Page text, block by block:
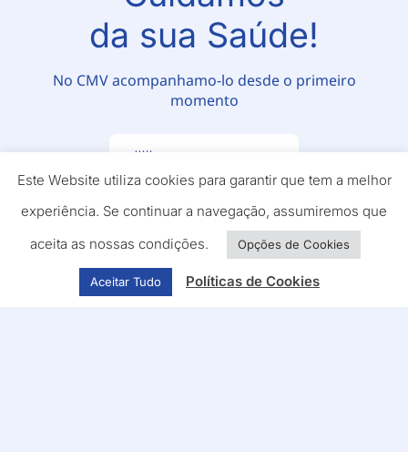
da sua Saúde!
No CMV acompanhamo-lo desde o primeiro
momento
Este Website utiliza cookies para garantir que tem a melhor
experiência. Se continuar a navegação, assumiremos que
aceita as nossas condições.
Opções de Cookies
Aceitar Tudo Políticas de Cookies